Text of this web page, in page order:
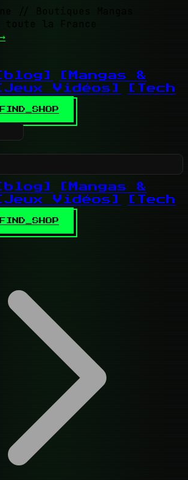
// Boutiques Mangas
toute la France
→
[blog]
[Mangas &
[Jeux Vidéos]
[Tech
FIND_SHOP
[blog]
[Mangas &
[Jeux Vidéos]
[Tech
FIND_SHOP